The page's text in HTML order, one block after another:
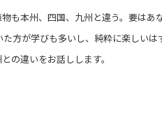
本州、四国、九州と違う。要はあ
方が学びも多いし、純粋に楽しい
の違いをお話しします。